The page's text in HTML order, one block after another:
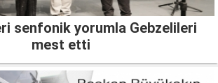
senfonik yorumla Gebzelileri
mest etti